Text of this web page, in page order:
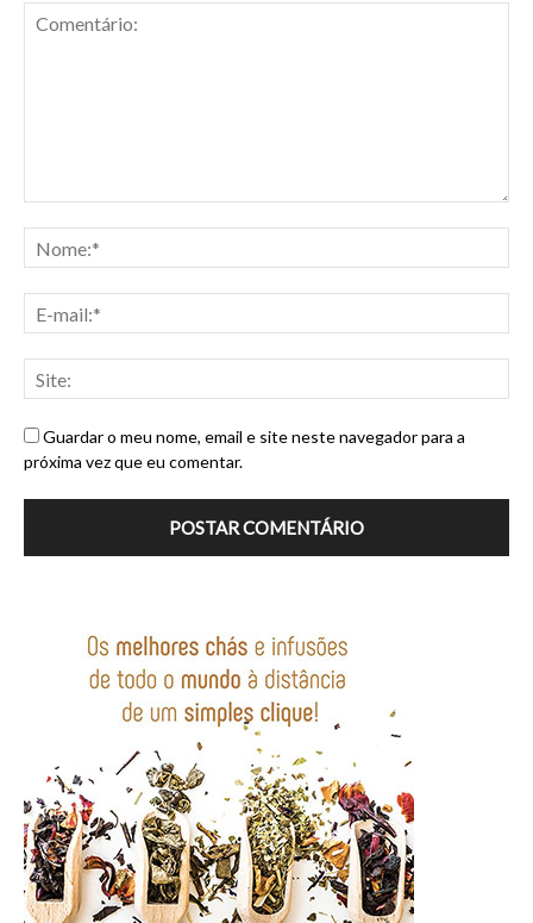
Guardar o meu nome, email e site neste navegador para a
próxima vez que eu comentar.